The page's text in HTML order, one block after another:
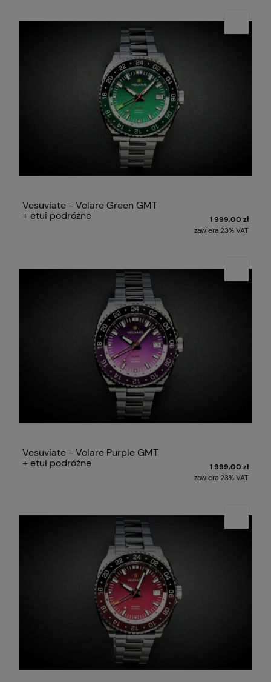
Vesuviate - Volare Green GMT
+ etui podróżne
1 999,00 zł
zawiera 23% VAT
Vesuviate - Volare Purple GMT
+ etui podróżne
1 999,00 zł
zawiera 23% VAT